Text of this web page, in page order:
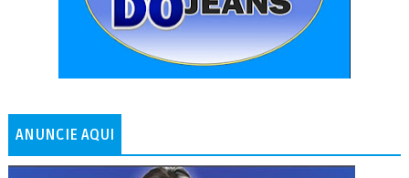
ANUNCIE AQUI